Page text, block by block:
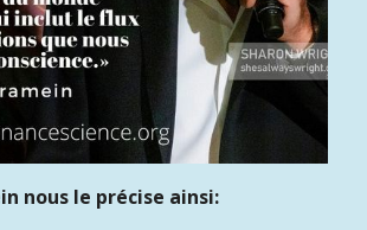
nous le précise ainsi: